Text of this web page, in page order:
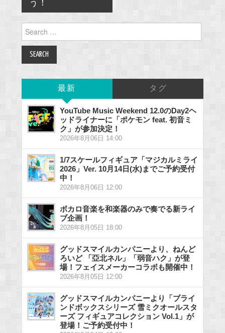
う！
for:
最新 タグ
YouTube Music Weekend 12.0のDay2ヘ
ッドライナーに「ポケモン feat. 初音ミ
ク」が参加決定！
2026年8月06日 14:00
1/7スケールフィギュア「マジカルミライ
2026」Ver. 10月14日(水)までご予約受付
中！
2026年8月06日 12:00
ボカロ音楽を和楽器のみで奏でる新ライ
ブ企画！
2026年8月05日 18:00
グッドスマイルカンパニーより、ねんど
ろいど 「亞北ネル」「弱音ハク」が登
場！フェイスメーカーコラボも開催中！
2026年8月05日 12:00
グッドスマイルカンパニーより「ブライ
ンドボックスシリーズ 雪ミクオールスタ
ーズ フィギュアコレクション Vol.1」が
登場！ご予約受付中！